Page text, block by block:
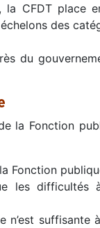
la CFDT place
des
du
la Fonction
Fonction
les difficultés
suffisante